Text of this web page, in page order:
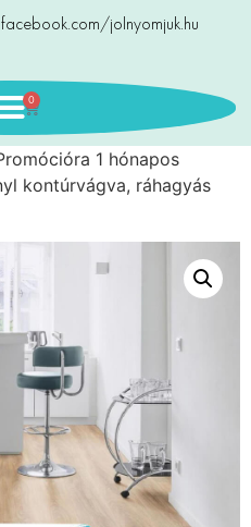
facebook.com/jolnyomjuk.hu
0
1 hónapos
kontúrvágva, ráhagyás